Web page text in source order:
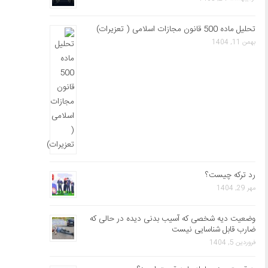
تحلیل ماده 500 قانون مجازات اسلامی ( تعزیرات)
بهمن 11, 1404
رد ترکه چیست؟
مهر 29, 1404
وضعیت دیه شخصی که آسیب بدنی دیده در حالی که
ضارب قابل شناسایی نیست
فروردین 5, 1404